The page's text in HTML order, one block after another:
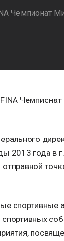
Чемпионат
2013 года в
спортивные